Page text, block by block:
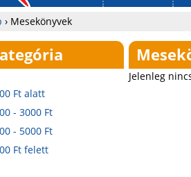
› Mesekönyvek
Jelenleg
Ft alatt
- 3000 Ft
- 5000 Ft
Ft felett